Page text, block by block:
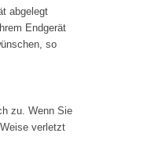
abgelegt
Endgerät
so
zu. Wenn Sie
verletzt